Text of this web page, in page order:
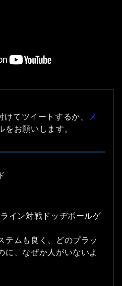
てツイートするか、
メ
をお願いします。
イン対戦ドッヂボールゲ
テムも良く、どのプラッ
に、なぜか人がいないよ